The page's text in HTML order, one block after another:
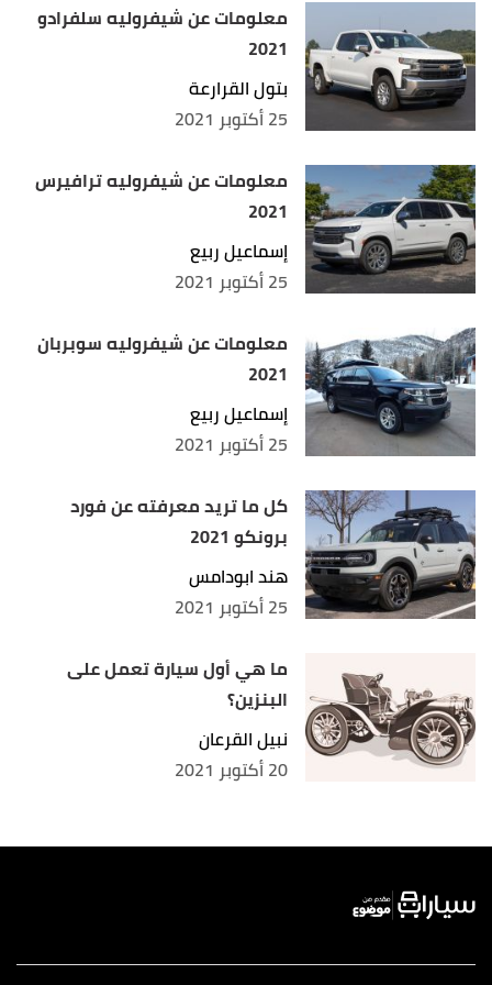
معلومات عن شيفروليه سلفرادو
2021
بتول القرارعة
25 أكتوبر 2021
معلومات عن شيفروليه ترافيرس
2021
إسماعيل ربيع
25 أكتوبر 2021
معلومات عن شيفروليه سوبربان
2021
إسماعيل ربيع
25 أكتوبر 2021
كل ما تريد معرفته عن فورد
برونكو 2021
هند ابودامس
25 أكتوبر 2021
ما هي أول سيارة تعمل على
البنزين؟
نبيل القرعان
20 أكتوبر 2021